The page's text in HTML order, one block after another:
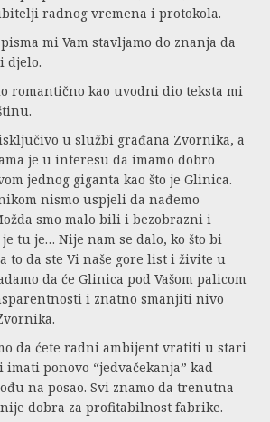
radnog vremena i protokola.
mi Vam stavljamo do znanja da
djelo.
romantično kao uvodni dio teksta mi
u službi građana Zvornika, a
je u interesu da imamo dobro
jednog giganta kao što je Glinica.
nismo uspjeli da nađemo
smo malo bili i bezobrazni i
tu je… Nije nam se dalo, ko što bi
to da ste Vi naše gore list i živite u
da će Glinica pod Vašom palicom
i znatno smanjiti nivo
da ćete radni ambijent vratiti u stari
ponovo “jedvačekanja” kad
na posao. Svi znamo da trenutna
dobra za profitabilnost fabrike.